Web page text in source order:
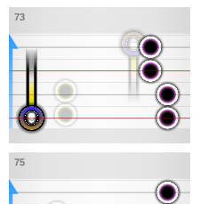
73
75